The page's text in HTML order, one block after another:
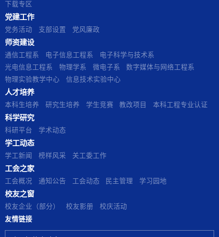
下载专区
党建工作
党务活动 支部设置 党风廉政
师资建设
通信工程系 电子信息工程系
电子科学与技术系
光电信息工程系
物理学系 微电子系
数字媒体与网络工程系
物理实验教学中心
信息技术实验中心
人才培养
本科生培养 研究生培养 学生竞赛 教改项目 本科工程专业认证
科学研究
科研平台 学术动态
学工动态
学工新闻 榜样风采 关工委工作
工会之家
工会概况 通知公告 工会动态 民主管理 学习园地
校友之窗
校友企业（部分） 校友影册
校庆活动
友情链接